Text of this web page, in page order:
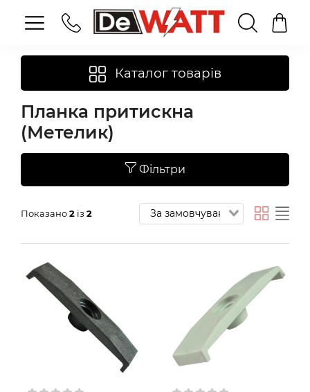
Каталог товарів
Планка притискна
(Метелик)
Фільтри
Показано2 із 2